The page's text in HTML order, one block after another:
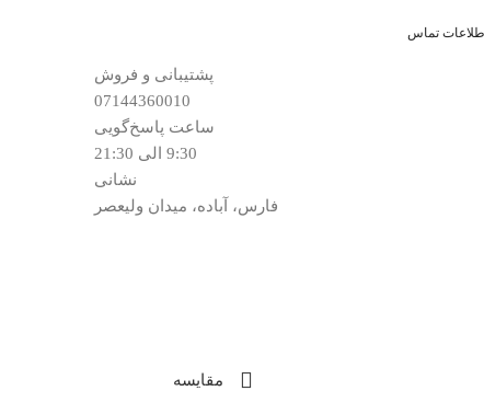
تماس
پشتیبانی و فروش
07144360010
ساعت پاسخ‌گویی
9:30 الی 21:30
نشانی
فارس، آباده، میدان ولیعصر
مقایسه